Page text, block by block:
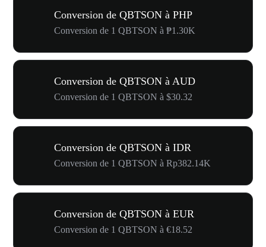
Conversion de QBTSON à PHP
Conversion de 1 QBTSON à ₱1.30K
Conversion de QBTSON à AUD
Conversion de 1 QBTSON à $30.32
Conversion de QBTSON à IDR
Conversion de 1 QBTSON à Rp382.14K
Conversion de QBTSON à EUR
Conversion de 1 QBTSON à €18.52